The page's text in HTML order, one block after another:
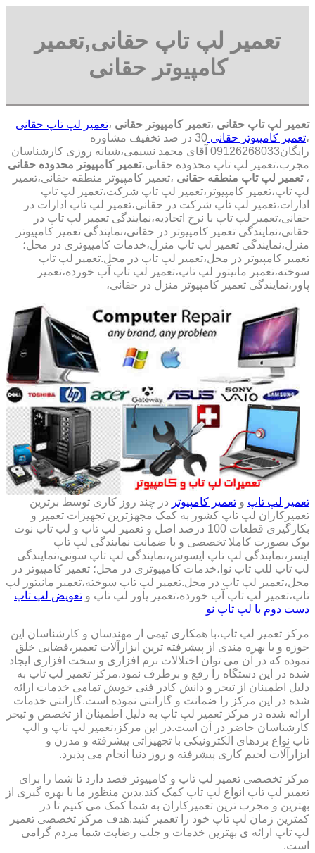
تعمیر لپ تاپ حقانی,تعمیر
کامپیوتر حقانی
تعمیر لپ تاپ حقانی ،تعمیر کامپیوتر حقانی ،تعمیر لپ تاپ حقانی
،تعمیر کامپیوتر حقانی
30 در صد تخفیف مشاوره
رایگان09126268033 آقای محمد نسیمی،شبانه روزی کارشناسان
مجرب،تعمیر لپ تاپ محدوده حقانی،تعمیر کامپیوتر محدوده حقانی
، تعمیر لپ تاپ منطقه حقانی ،تعمیر کامپیوتر منطقه حقانی،تعمیر
لپ تاپ،تعمیر کامپیوتر،تعمیر لپ تاپ شرکت،تعمیر لپ تاپ
ادارات،تعمیر لپ تاپ شرکت در حقانی،تعمیر لپ تاپ ادارات در
حقانی،تعمیر لپ تاپ با نرخ اتحادیه،نمایندگی تعمیر لپ تاپ در
حقانی،نمایندگی تعمیر کامپیوتر در حقانی،نمایندگی تعمیر کامپیوتر
منزل،نمایندگی تعمیر لپ تاپ منزل،خدمات کامپیوتری در محل؛
تعمیر کامپیوتر در محل،تعمیر لپ تاپ در محل.تعمیر لپ تاپ
سوخته،تعمبر مانیتور لپ تاپ،تعمیر لپ تاپ آب خورده،تعمیر
پاور،نمایندگی تعمیر کامپیوتر منزل در حقانی،
تعمیر لپ تاپ و تعمیر کامپیوتر در چند روز کاری توسط برترین
تعمیرکاران لپ تاپ کشور به کمک مجهزترین تجهیزات تعمیر و
بکارگیری قطعات 100 درصد اصل و تعمیر لپ تاپ و لپ تاپ نوت
بوک بصورت کاملا تخصصی و با ضمانت نمایندگی لپ تاپ
ایسر،نمایندگی لپ تاپ ایسوس،نمایندگی لپ تاپ سونی،نمایندگی
لپ تاپ للپ تاپ نوا،خدمات کامپیوتری در محل؛ تعمیر کامپیوتر در
محل،تعمیر لپ تاپ در محل.تعمیر لپ تاپ سوخته،تعمبر مانیتور لپ
تاپ،تعمیر لپ تاپ آب خورده،تعمیر پاور لپ تاپ و تعویض لپ تاپ
دست دوم با لپ تاپ نو
مرکز تعمیر لپ تاپ،با همکاری تیمی از مهندسان و کارشناسان این
حوزه و با بهره مندی از پیشرفته ترین ابزارآلات تعمیر،فضایی خلق
نموده که در آن می توان اختلالات نرم افزاری و سخت افزاری ایجاد
شده در این دستگاه را رفع و برطرف نمود.مرکز تعمیر لپ تاپ به
دلیل اطمینان از تبحر و دانش کادر فنی خویش تمامی خدمات ارائه
شده در این مرکز را ضمانت و گارانتی نموده است.گارانتی خدمات
ارائه شده در مرکز تعمیر لپ تاپ به دلیل اطمینان از تخصص و تبحر
کارشناسان حاضر در آن است.در این مرکز،تعمیر لپ تاپ و الپ
تاپ نواع بردهای الکترونیکی با تجهیزاتی پیشرفته و مدرن و
ابزارآلات لحیم کاری پیشرفته و روز دنیا انجام می پذیرد.
مرکز تخصصی تعمیر لپ تاپ و کامپیوتر قصد دارد تا شما را برای
تعمیر لپ تاپ انواع لپ تاپ کمک کند.بدین منظور ما با بهره گیری از
بهترین و مجرب ترین تعمیرکاران به شما کمک می کنیم تا در
کمترین زمان لپ تاپ خود را تعمیر کنید.هدف مرکز تخصصی تعمیر
لپ تاپ ارائه ی بهترین خدمات و جلب رضایت شما مردم گرامی
است.